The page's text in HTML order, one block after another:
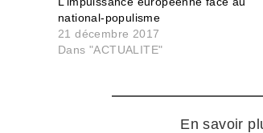
national-populisme
21 décembre 2017
Dans "ACTUALITE"
En savoir